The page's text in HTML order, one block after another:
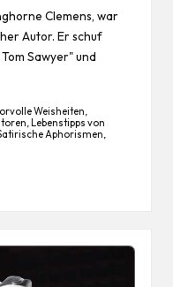
Clemens, war
Autor. Er schuf
Sawyer" und
Weisheiten
Lebenstipps von
Aphorismen